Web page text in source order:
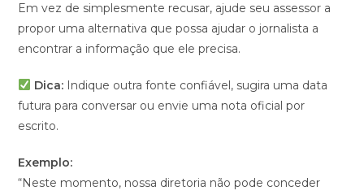
Em vez de simplesmente recusar, ajude seu assessor a
propor uma alternativa que possa ajudar o jornalista a
encontrar a informação que ele precisa.
Dica: Indique outra fonte confiável, sugira uma data
futura para conversar ou envie uma nota oficial por
escrito.
Exemplo:
“Neste momento, nossa diretoria não pode conceder